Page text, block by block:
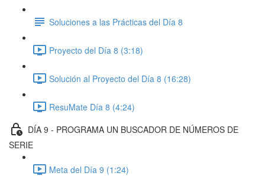
Soluciones a las Prácticas del Día 8
Proyecto del Día 8 (3:18)
Solución al Proyecto del Día 8 (16:28)
ResuMate Día 8 (4:24)
DÍA 9 - PROGRAMA UN BUSCADOR DE NÚMEROS DE
SERIE
Meta del Día 9 (1:24)